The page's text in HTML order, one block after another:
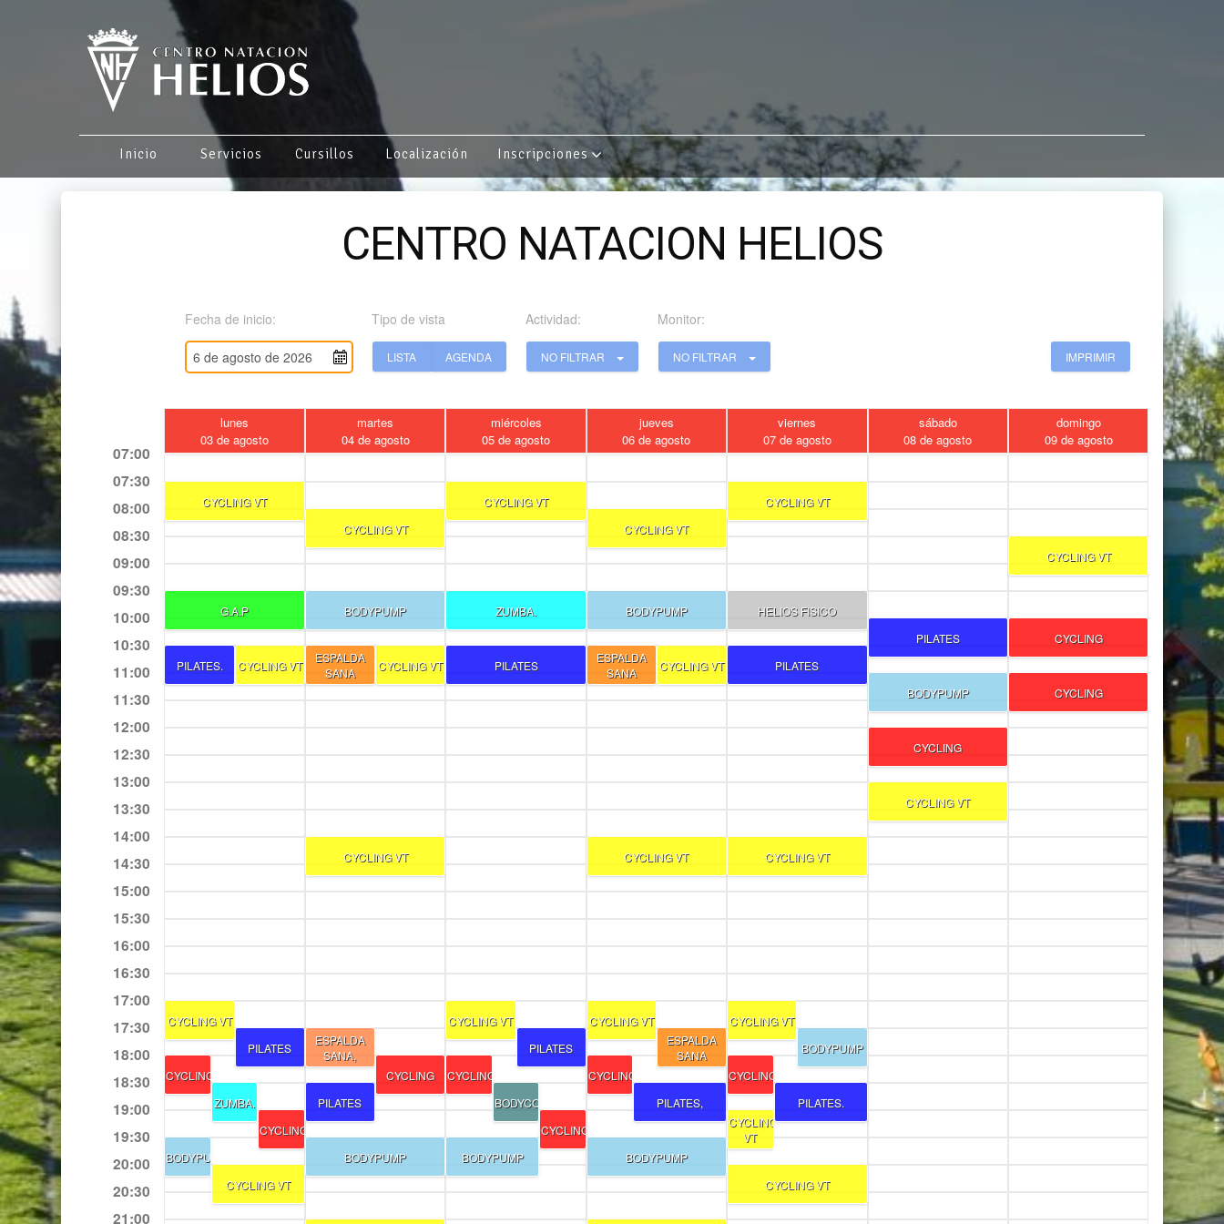
Inicio Servicios Cursillos Localización Inscripciones
CENTRO NATACION HELIOS
Fecha de inicio: Tipo de vista
LISTA AGENDA
Actividad:
NO FILTRAR
Monitor:
NO FILTRAR IMPRIMIR
07:00
07:30
08:00
08:30
09:00
09:30
10:00
10:30
11:00
11:30
12:00
12:30
13:00
13:30
14:00
14:30
15:00
15:30
16:00
16:30
17:00
17:30
18:00
18:30
19:00
19:30
20:00
20:30
21:00
lunes
03 de agosto
CYCLING VT
G.A.P
PILATES. CYCLING VT
CYCLING VT
PILATES
CYCLING
ZUMBA.
CYCLING
BODYPUMP
CYCLING VT
martes
04 de agosto
CYCLING VT
BODYPUMP
ESPALDA
SANA
CYCLING VT
CYCLING VT
ESPALDA
SANA,
CYCLING
PILATES
BODYPUMP
miércoles
05 de agosto
CYCLING VT
ZUMBA.
PILATES
CYCLING VT
PILATES
CYCLING
BODYCOMBAT
CYCLING
BODYPUMP
jueves
06 de agosto
CYCLING VT
BODYPUMP
ESPALDA
SANA
CYCLING VT
CYCLING VT
CYCLING VT
ESPALDA
SANA
CYCLING
PILATES,
BODYPUMP
viernes
07 de agosto
CYCLING VT
HELIOS FISICO
PILATES
CYCLING VT
CYCLING VT
BODYPUMP
CYCLING
PILATES.
CYCLING
VT
CYCLING VT
sábado
08 de agosto
PILATES
BODYPUMP
CYCLING
CYCLING VT
domingo
09 de agosto
CYCLING VT
CYCLING
CYCLING